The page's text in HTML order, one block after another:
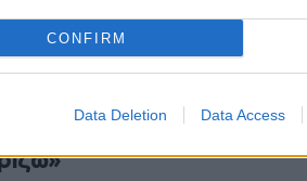
CONFIRM
Data Deletion Data Access
του Πανελληνίου Συλλόγου
«Άλμα Ζωής» «Πες ΜΑΣ ΤΟ»
επεισόδια, αναδεικνύοντας
θέματα που αφορούν...
εκπαιδευτικά